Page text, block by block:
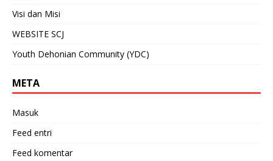
Visi dan Misi
WEBSITE SCJ
Youth Dehonian Community (YDC)
META
Masuk
Feed entri
Feed komentar